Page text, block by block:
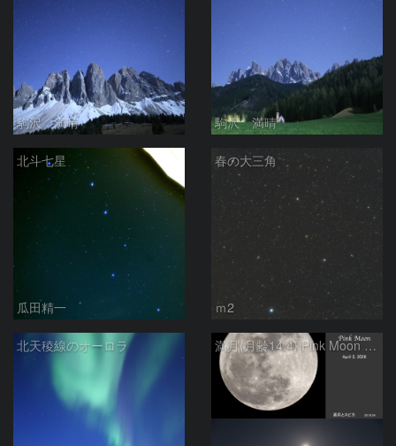
駒沢 満晴 駒沢 満晴
北斗七星
瓜田精一
春の大三角
ｍ2
北天稜線のオーロラ 満月(月齢14.4) Pink Moon ＋ スピカ